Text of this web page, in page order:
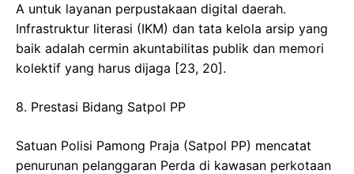
A untuk layanan perpustakaan digital daerah.
Infrastruktur literasi (IKM) dan tata kelola arsip yang
baik adalah cermin akuntabilitas publik dan memori
kolektif yang harus dijaga [23, 20].
​8. Prestasi Bidang Satpol PP
​Satuan Polisi Pamong Praja (Satpol PP) mencatat
penurunan pelanggaran Perda di kawasan perkotaan